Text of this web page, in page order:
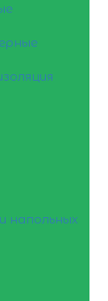
напольных